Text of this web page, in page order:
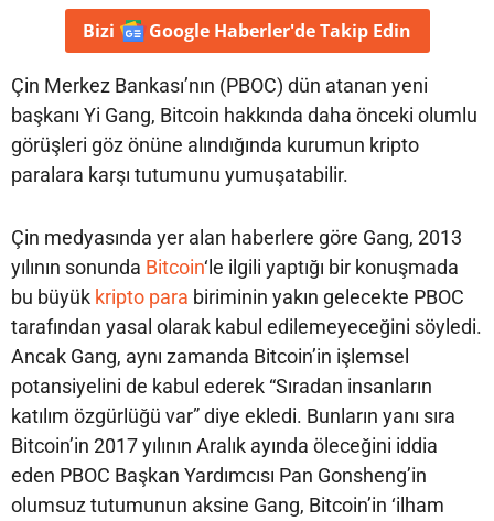
Bizi Google Haberler'deTakip Edin
Çin Merkez Bankası’nın (PBOC) dün atanan yeni
başkanı Yi Gang, Bitcoin hakkında daha önceki olumlu
görüşleri göz önüne alındığında kurumun kripto
paralara karşı tutumunu yumuşatabilir.
Çin medyasında yer alan haberlere göre Gang, 2013
yılının sonunda Bitcoin‘le ilgili yaptığı bir konuşmada
bu büyük kripto para biriminin yakın gelecekte PBOC
tarafından yasal olarak kabul edilemeyeceğini söyledi.
Ancak Gang, aynı zamanda Bitcoin’in işlemsel
potansiyelini de kabul ederek “Sıradan insanların
katılım özgürlüğü var” diye ekledi. Bunların yanı sıra
Bitcoin’in 2017 yılının Aralık ayında öleceğini iddia
eden PBOC Başkan Yardımcısı Pan Gonsheng’in
olumsuz tutumunun aksine Gang, Bitcoin’in ‘ilham